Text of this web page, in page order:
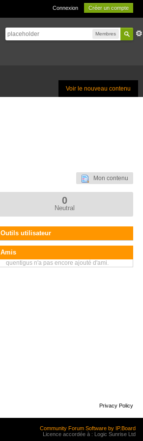
Connexion Créer un compte
Membres
Voir le nouveau contenu
Mon contenu
0
Neutral
Outils utilisateur
Amis
quentigus n'a pas encore ajouté d'ami.
Privacy Policy
Community Forum Software by IP.Board
Licence accordée à : Logic Sunrise Ltd